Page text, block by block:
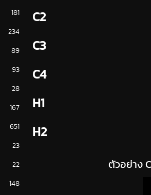
181
234
89
93
28
167
651
23
22
148
C2
C3
C4
H1
H2
ตัวอย่าง